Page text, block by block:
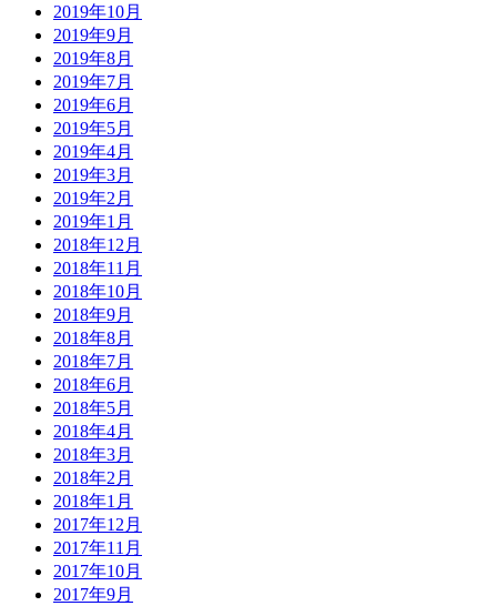
2019年10月
2019年9月
2019年8月
2019年7月
2019年6月
2019年5月
2019年4月
2019年3月
2019年2月
2019年1月
2018年12月
2018年11月
2018年10月
2018年9月
2018年8月
2018年7月
2018年6月
2018年5月
2018年4月
2018年3月
2018年2月
2018年1月
2017年12月
2017年11月
2017年10月
2017年9月